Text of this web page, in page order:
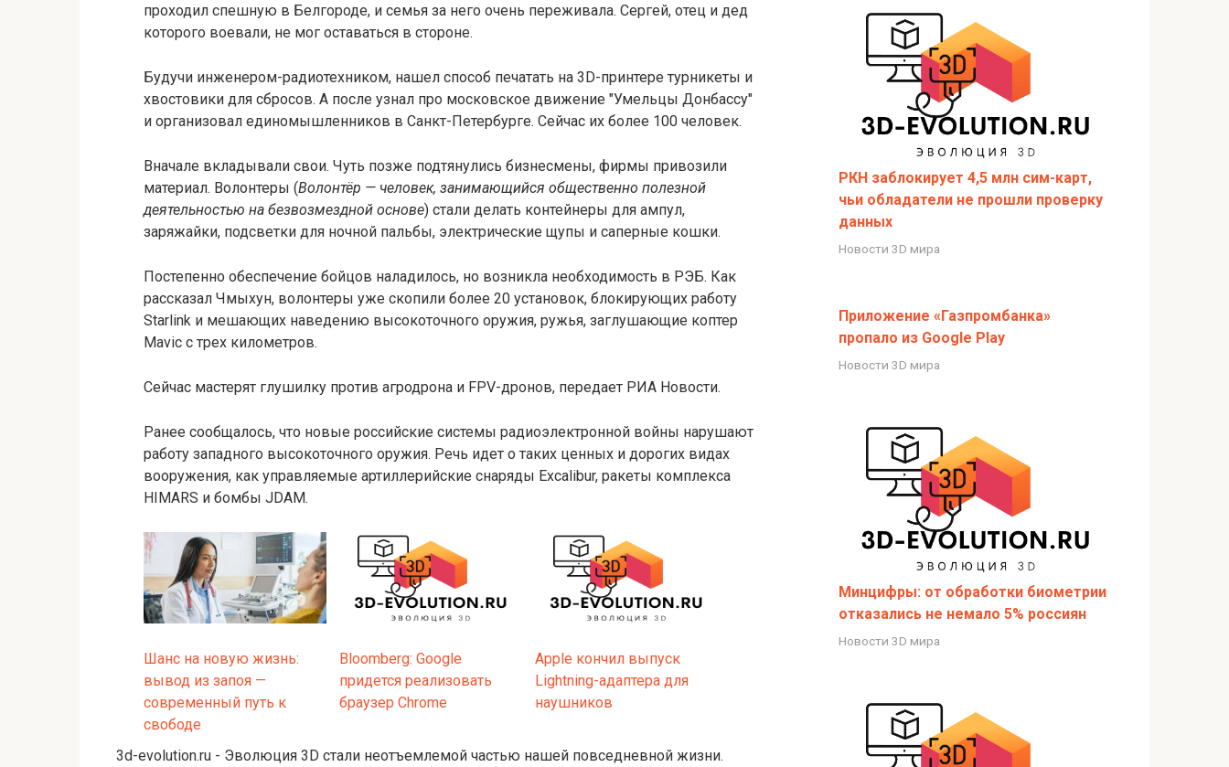
проходил спешную в Белгороде, и семья за него очень переживала. Сергей, отец и дед
которого воевали, не мог оставаться в стороне.
Будучи инженером-радиотехником, нашел способ печатать на 3D-принтере турникеты и
хвостовики для сбросов. А после узнал про московское движение "Умельцы Донбассу"
и организовал единомышленников в Санкт-Петербурге. Сейчас их более 100 человек.
Вначале вкладывали свои. Чуть позже подтянулись бизнесмены, фирмы привозили
материал. Волонтеры (Волонтёр — человек, занимающийся общественно полезной
деятельностью на безвозмездной основе) стали делать контейнеры для ампул,
заряжайки, подсветки для ночной пальбы, электрические щупы и саперные кошки.
Постепенно обеспечение бойцов наладилось, но возникла необходимость в РЭБ. Как
рассказал Чмыхун, волонтеры уже скопили более 20 установок, блокирующих работу
Starlink и мешающих наведению высокоточного оружия, ружья, заглушающие коптер
Mavic с трех километров.
Сейчас мастерят глушилку против агродрона и FPV-дронов, передает РИА Новости.
Ранее сообщалось, что новые российские системы радиоэлектронной войны нарушают
работу западного высокоточного оружия. Речь идет о таких ценных и дорогих видах
вооружения, как управляемые артиллерийские снаряды Excalibur, ракеты комплекса
HIMARS и бомбы JDAM.
Шанс на новую жизнь:
вывод из запоя —
современный путь к
свободе
Bloomberg: Google
придется реализовать
браузер Chrome
Apple кончил выпуск
Lightning-адаптера для
наушников
3d-evolution.ru - Эволюция 3D стали неотъемлемой частью нашей повседневной жизни.
РКН заблокирует 4,5 млн сим-карт,
чьи обладатели не прошли проверку
данных
Новости 3D мира
Приложение «Газпромбанка»
пропало из Google Play
Новости 3D мира
Минцифры: от обработки биометрии
отказались не немало 5% россиян
Новости 3D мира